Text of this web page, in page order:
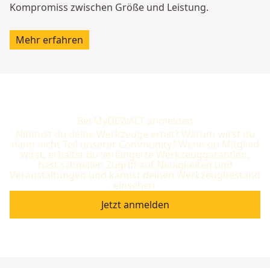
Kompromiss zwischen Größe und Leistung.
Mehr erfahren
Bei MyDEWALT anmelden
Nimmst du deine Werkzeuge ernst? Warum wirst du
dann nicht Teil unserer Community? Wenn du Mitglied
wirst, erhältst du verlängerte Werkzeuggarantien,
hast schnellen Zugriff auf Neuigkeiten und
Veranstaltungen und kannst deinen Werkzeugbestand
einsehen.
Jetzt anmelden